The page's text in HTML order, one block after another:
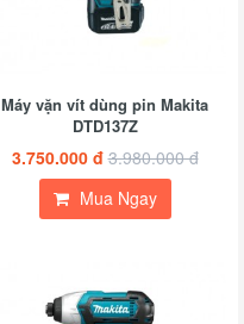
Máy vặn vít dùng pin Makita
DTD137Z
3.750.000 đ 3.980.000 đ
Mua Ngay